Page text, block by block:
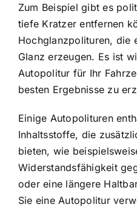
Zum Beispiel gibt es
tiefe Kratzer entfernen
Hochglanzpolituren, die
Glanz erzeugen. Es ist
Autopolitur für Ihr
besten Ergebnisse zu
Einige Autopolituren
Inhaltsstoffe, die
bieten, wie
Widerstandsfähigkeit
oder eine längere
Sie eine Autopolitur